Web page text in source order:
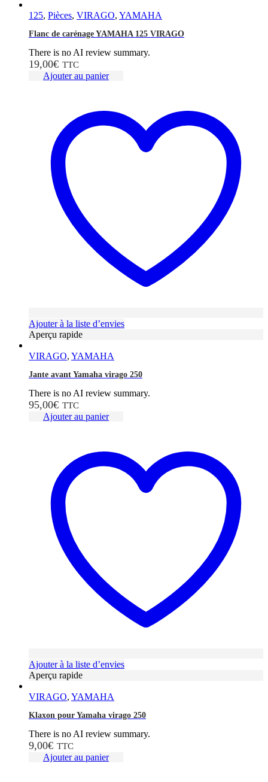
125, Pièces, VIRAGO, YAMAHA
Flanc de carénage YAMAHA 125 VIRAGO
There is no AI review summary.
19,00€ TTC
Ajouter au panier
Ajouter à la liste d’envies
Aperçu rapide
VIRAGO, YAMAHA
Jante avant Yamaha virago 250
There is no AI review summary.
95,00€ TTC
Ajouter au panier
Ajouter à la liste d’envies
Aperçu rapide
VIRAGO, YAMAHA
Klaxon pour Yamaha virago 250
There is no AI review summary.
9,00€ TTC
Ajouter au panier